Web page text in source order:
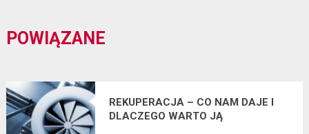
POWIĄZANE
REKUPERACJA – CO NAM DAJE I
DLACZEGO WARTO JĄ